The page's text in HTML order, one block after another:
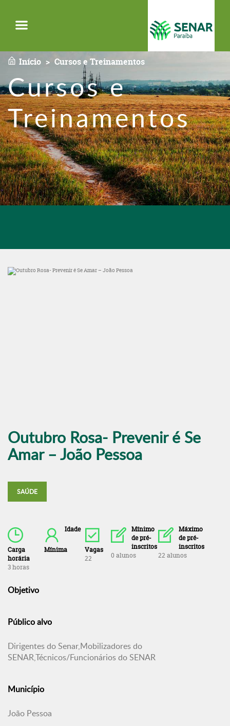
Início Cursos e Treinamentos
Cursos e
Treinamentos
Outubro Rosa- Prevenir é Se
Amar – João Pessoa
SAÚDE
Carga
horária
3 horas
Idade
Mínima
Vagas
22
Mínimo
de pré-
inscritos
0 alunos
Máximo
de pré-
inscritos
22 alunos
Objetivo
Público alvo
Dirigentes do Senar,Mobilizadores do
SENAR,Técnicos/Funcionários do SENAR
Município
João Pessoa